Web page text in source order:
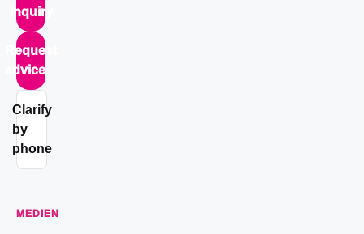
inquiry
Request
advice
Clarify
by
phone
MEDIEN